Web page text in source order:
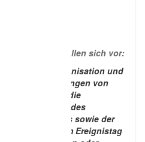
stellen sich vor:
komplette Organisation und
Angefangen von
Einladung über die
und dem Kauf des
oder Anzuges sowie der
der Regie am Ereignistag